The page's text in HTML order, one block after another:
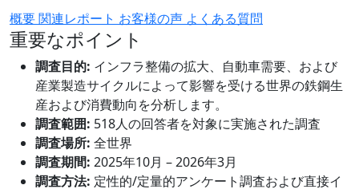
概要関連レポート お客様の声 よくある質問
重要なポイント
調査目的: インフラ整備の拡大、自動車需要、および
産業製造サイクルによって影響を受ける世界の鉄鋼生
産および消費動向を分析します。
調査範囲: 518人の回答者を対象に実施された調査
調査場所: 全世界
調査期間: 2025年10月 – 2026年3月
調査方法: 定性的/定量的アンケート調査および直接イ